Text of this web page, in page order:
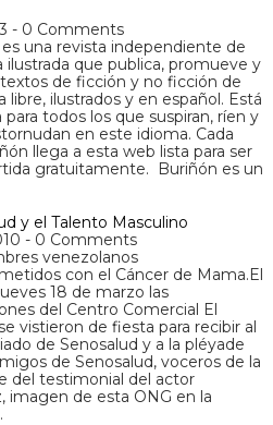
- 0 Comments
una revista independiente de
ilustrada que publica, promueve y
de ficción y no ficción de
libre, ilustrados y en español. Está
para todos los que suspiran, ríen y
en este idioma. Cada
llega a esta web lista para ser
gratuitamente. Buriñón es un
y el Talento Masculino
- 0 Comments
venezolanos
con el Cáncer de Mama.El
18 de marzo las
del Centro Comercial El
vistieron de fiesta para recibir al
de Senosalud y a la pléyade
de Senosalud, voceros de la
del testimonial del actor
imagen de esta ONG en la